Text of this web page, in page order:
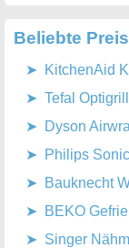
Beliebte
KitchenAid
Tefal
Dyson
Philips
Bauknecht
BEKO
Singer